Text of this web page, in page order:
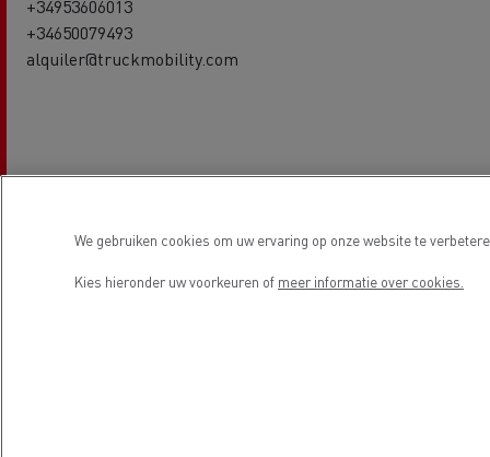
+34953606013
+34650079493
alquiler@truckmobility.com
ANTONIO ADORNA
+34953606013
We gebruiken cookies om uw ervaring op onze website te
Kies hieronder uw voorkeuren of meer informatie over cookies.